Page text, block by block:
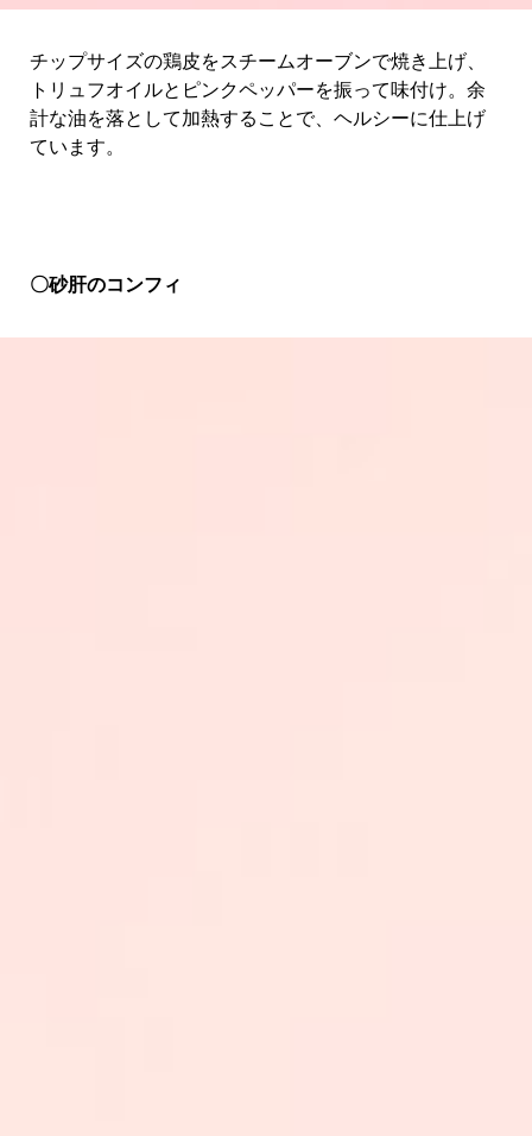
チップサイズの鶏皮をスチームオーブンで焼き上げ、
トリュフオイルとピンクペッパーを振って味付け。余
計な油を落として加熱することで、ヘルシーに仕上げ
ています。
〇砂肝のコンフィ